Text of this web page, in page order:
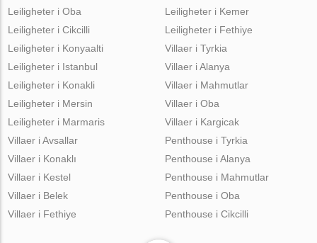
Leiligheter i Oba
Leiligheter i Cikcilli
Leiligheter i Kemer
Leiligheter i Fethiye
Leiligheter i Konyaalti
Leiligheter i Istanbul
Leiligheter i Konakli
Leiligheter i Mersin
Leiligheter i Marmaris
Villaer i Tyrkia
Villaer i Alanya
Villaer i Mahmutlar
Villaer i Oba
Villaer i Kargicak
Villaer i Avsallar
Villaer i Konaklı
Villaer i Kestel
Villaer i Belek
Villaer i Fethiye
Penthouse i Tyrkia
Penthouse i Alanya
Penthouse i Mahmutlar
Penthouse i Oba
Penthouse i Cikcilli